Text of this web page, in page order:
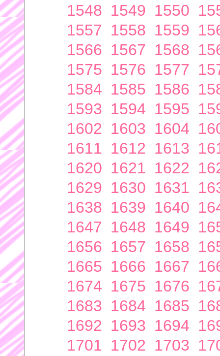
1548 1549 1550
1557 1558 1559
1566 1567 1568
1575 1576 1577
1584 1585 1586
1593 1594 1595
1602 1603 1604
1611 1612 1613
1620 1621 1622
1629 1630 1631
1638 1639 1640
1647 1648 1649
1656 1657 1658
1665 1666 1667
1674 1675 1676
1683 1684 1685
1692 1693 1694
1701 1702 1703